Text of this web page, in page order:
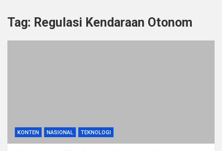
Tag: Regulasi Kendaraan Otonom
KONTEN NASIONAL TEKNOLOGI